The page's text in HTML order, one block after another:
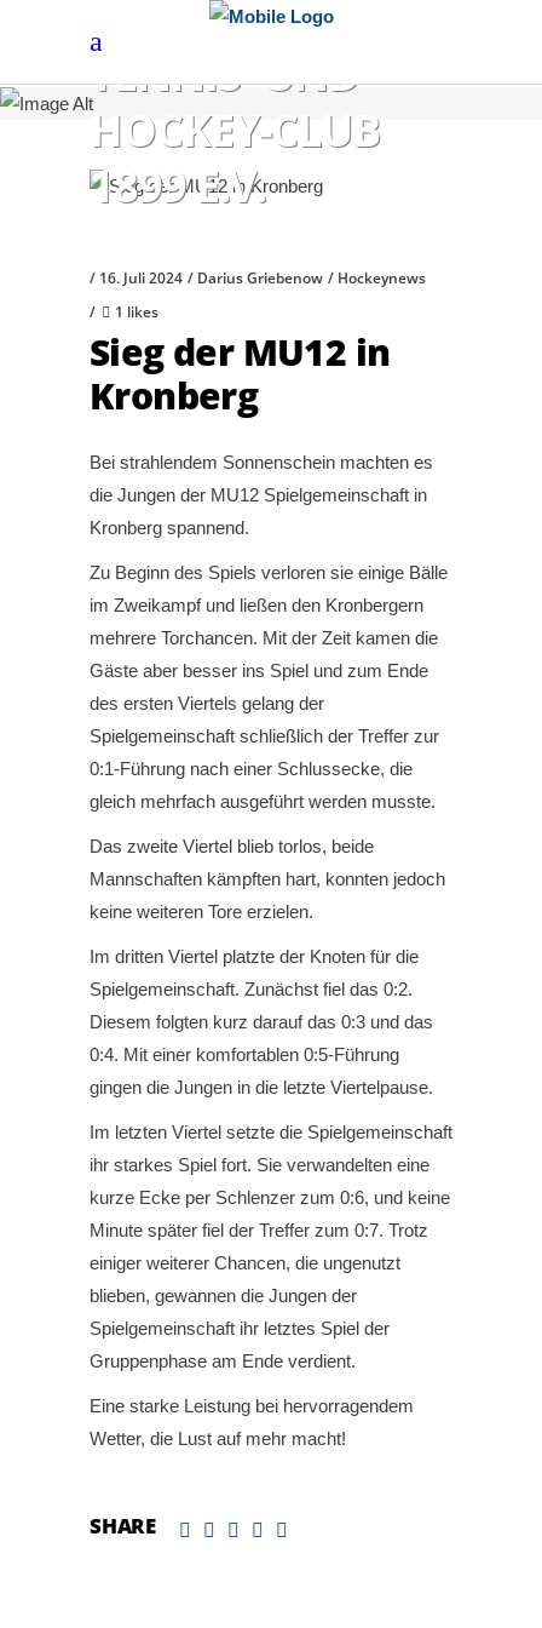
HÖCHSTER
TENNIS- UND
HOCKEY-CLUB
1899 E.V.
16. Juli 2024 Darius Griebenow
Hockeynews
1 likes
Sieg der MU12 in
Kronberg
Bei strahlendem Sonnenschein machten es
die Jungen der MU12 Spielgemeinschaft in
Kronberg spannend.
Zu Beginn des Spiels verloren sie einige Bälle
im Zweikampf und ließen den Kronbergern
mehrere Torchancen. Mit der Zeit kamen die
Gäste aber besser ins Spiel und zum Ende
des ersten Viertels gelang der
Spielgemeinschaft schließlich der Treffer zur
0:1-Führung nach einer Schlussecke, die
gleich mehrfach ausgeführt werden musste.
Das zweite Viertel blieb torlos, beide
Mannschaften kämpften hart, konnten jedoch
keine weiteren Tore erzielen.
Im dritten Viertel platzte der Knoten für die
Spielgemeinschaft. Zunächst fiel das 0:2.
Diesem folgten kurz darauf das 0:3 und das
0:4. Mit einer komfortablen 0:5-Führung
gingen die Jungen in die letzte Viertelpause.
Im letzten Viertel setzte die Spielgemeinschaft
ihr starkes Spiel fort. Sie verwandelten eine
kurze Ecke per Schlenzer zum 0:6, und keine
Minute später fiel der Treffer zum 0:7. Trotz
einiger weiterer Chancen, die ungenutzt
blieben, gewannen die Jungen der
Spielgemeinschaft ihr letztes Spiel der
Gruppenphase am Ende verdient.
Eine starke Leistung bei hervorragendem
Wetter, die Lust auf mehr macht!
SHARE